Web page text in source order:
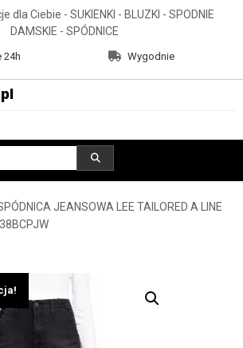
dla Ciebie - SUKIENKI - BLUZKI - SPODNIE
DAMSKIE - SPÓDNICE
24h Wygodnie
JEANSOWA LEE TAILORED A LINE